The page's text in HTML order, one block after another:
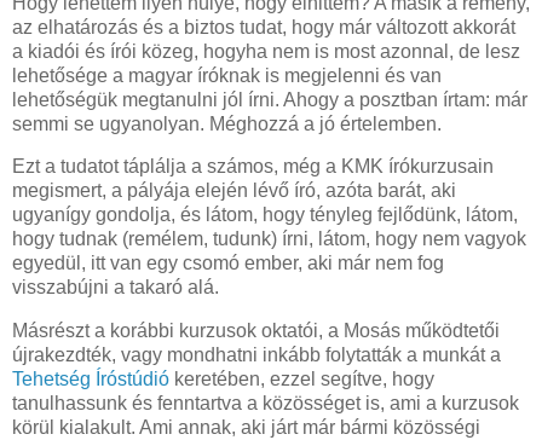
az elhatározás és a biztos tudat, hogy már változott akkorát
a kiadói és írói közeg, hogyha nem is most azonnal, de lesz
lehetősége a magyar íróknak is megjelenni és van
lehetőségük megtanulni jól írni. Ahogy a posztban írtam: már
semmi se ugyanolyan. Méghozzá a jó értelemben.
Ezt a tudatot táplálja a számos, még a KMK írókurzusain
megismert, a pályája elején lévő író, azóta barát, aki
ugyanígy gondolja, és látom, hogy tényleg fejlődünk, látom,
hogy tudnak (remélem, tudunk) írni, látom, hogy nem vagyok
egyedül, itt van egy csomó ember, aki már nem fog
visszabújni a takaró alá.
Másrészt a korábbi kurzusok oktatói, a Mosás működtetői
újrakezdték, vagy mondhatni inkább folytatták a munkát a
Tehetség Íróstúdió keretében, ezzel segítve, hogy
tanulhassunk és fenntartva a közösséget is, ami a kurzusok
körül kialakult. Ami annak, aki járt már bármi közösségi